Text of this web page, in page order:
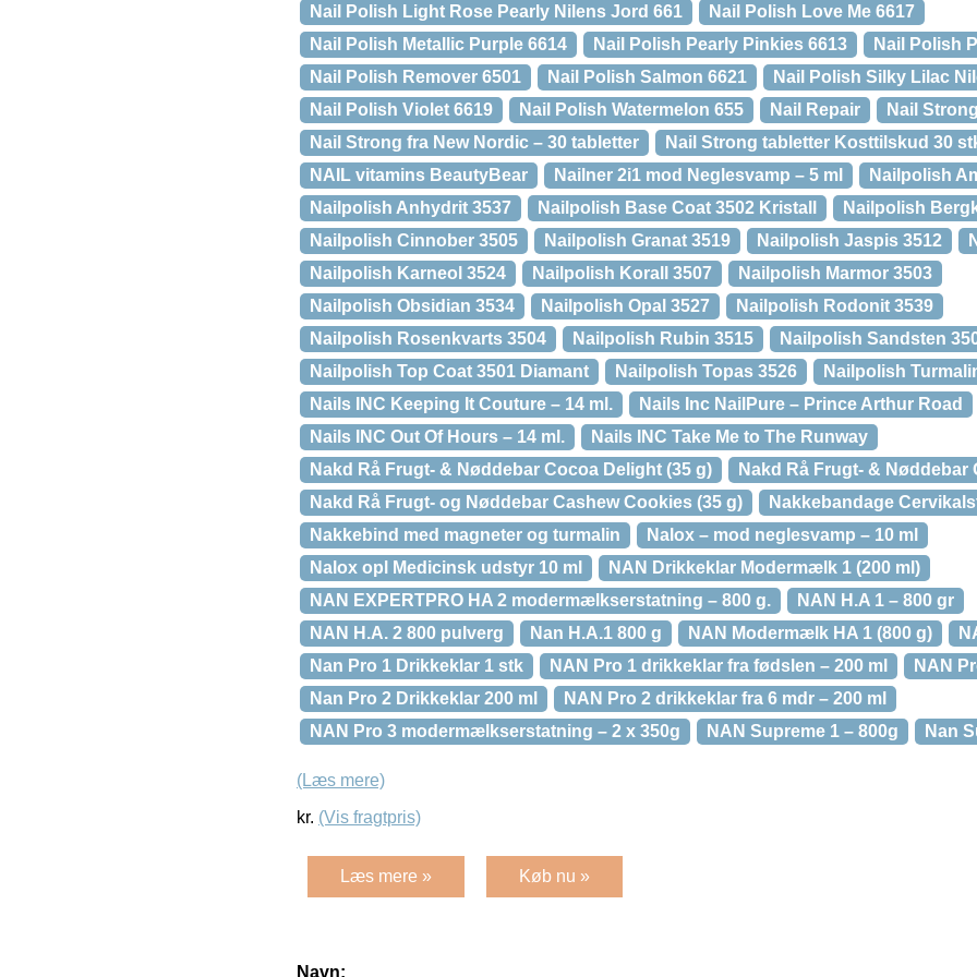
Nail Polish Light Rose Pearly Nilens Jord 661
Nail Polish Love Me 6617
Nail Polish Metallic Purple 6614
Nail Polish Pearly Pinkies 6613
Nail Polish
Nail Polish Remover 6501
Nail Polish Salmon 6621
Nail Polish Silky Lilac
Nail Polish Violet 6619
Nail Polish Watermelon 655 Nail Repair
Nail
Nail Strong fra New Nordic – 30 tabletter
Nail Strong tabletter Kosttilskud 30
NAIL vitamins BeautyBear
Nailner 2i1 mod Neglesvamp – 5 ml
Nailpolish
Nailpolish Anhydrit 3537
Nailpolish Base Coat 3502 Kristall
Nailpolish
Nailpolish Cinnober 3505
Nailpolish Granat 3519 Nailpolish Jaspis 3512
Nailpolish Karneol 3524
Nailpolish Korall 3507
Nailpolish Marmor 3503
Nailpolish Obsidian 3534
Nailpolish Opal 3527
Nailpolish Rodonit 3539
Nailpolish Rosenkvarts 3504
Nailpolish Rubin 3515
Nailpolish Sandsten
Nailpolish Top Coat 3501 Diamant
Nailpolish Topas 3526
Nailpolish
Nails INC Keeping It Couture – 14 ml.
Nails Inc NailPure – Prince Arthur Road
Nails INC Out Of Hours – 14 ml.
Nails INC Take Me to The Runway
Nakd Rå Frugt- & Nøddebar Cocoa Delight (35 g)
Nakd Rå Frugt- & Nøddebar
Nakd Rå Frugt- og Nøddebar Cashew Cookies (35 g)
Nakkebandage
Nakkebind med magneter og turmalin
Nalox – mod neglesvamp – 10 ml
Nalox opl Medicinsk udstyr 10 ml
NAN Drikkeklar Modermælk 1 (200 ml)
NAN EXPERTPRO HA 2 modermælkserstatning – 800 g.
NAN H.A 1 – 800 gr
NAN H.A. 2 800 pulverg
Nan H.A.1 800 g NAN Modermælk HA 1 (800 g)
Nan Pro 1 Drikkeklar 1 stk
NAN Pro 1 drikkeklar fra fødslen – 200 ml
NAN
Nan Pro 2 Drikkeklar 200 ml
NAN Pro 2 drikkeklar fra 6 mdr – 200 ml
NAN Pro 3 modermælkserstatning – 2 x 350g
NAN Supreme 1 – 800g Nan
(Læs mere)
kr. (Vis fragtpris)
Læs mere » Køb nu »
Navn: